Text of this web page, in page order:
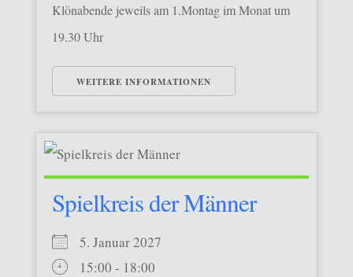
Klönabende jeweils am 1.Montag im Monat um
19.30 Uhr
WEITERE INFORMATIONEN
Spielkreis der Männer
5. Januar 2027
15:00 - 18:00